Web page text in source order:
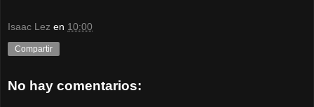
Isaac Lez en 10:00
Compartir
No hay comentarios: